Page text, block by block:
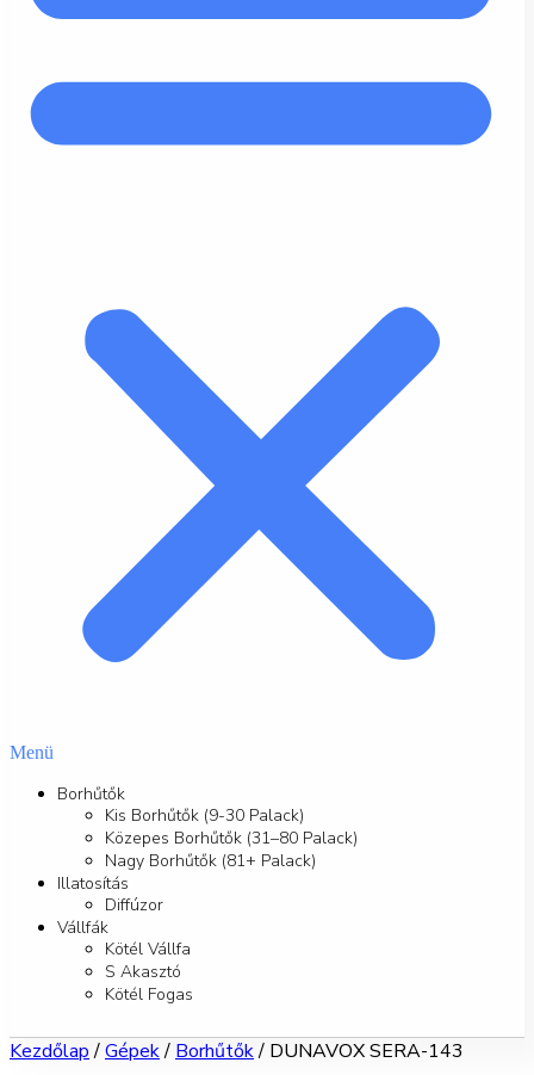
Menü
Borhűtők
Kis Borhűtők (9-30 Palack)
Közepes Borhűtők (31–80 Palack)
Nagy Borhűtők (81+ Palack)
Illatosítás
Diffúzor
Vállfák
Kötél Vállfa
S Akasztó
Kötél Fogas
Kezdőlap/Gépek/ Borhűtők/ DUNAVOX SERA-143